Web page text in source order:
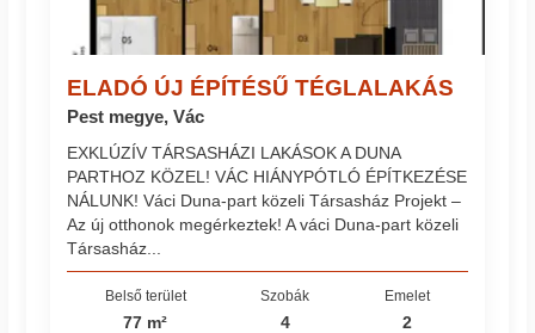
ELADÓ ÚJ ÉPÍTÉSŰ TÉGLALAKÁS
Pest megye, Vác
EXKLÚZÍV TÁRSASHÁZI LAKÁSOK A DUNA
PARTHOZ KÖZEL! VÁC HIÁNYPÓTLÓ ÉPÍTKEZÉSE
NÁLUNK! Váci Duna-part közeli Társasház Projekt –
Az új otthonok megérkeztek! A váci Duna-part közeli
Társasház...
Belső terület
77 m²
Szobák
4
Emelet
2